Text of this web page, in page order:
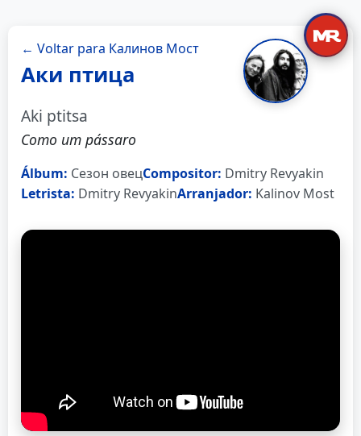
← Voltar para Калинов Мост
Аки птица
Aki ptitsa
Como um pássaro
Álbum: Сезон овецCompositor: Dmitry Revyakin
Letrista: Dmitry RevyakinArranjador: Kalinov Most